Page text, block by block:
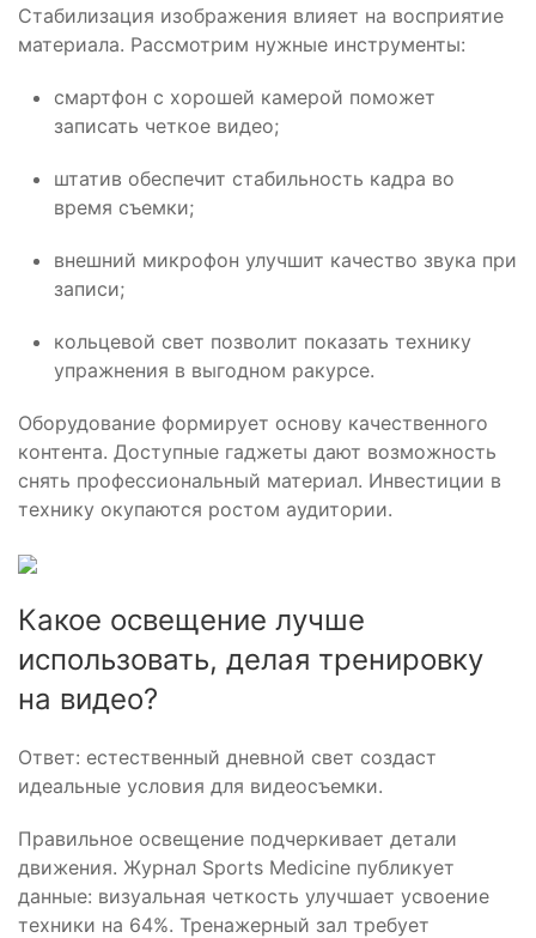
Стабилизация изображения влияет на восприятие
материала. Рассмотрим нужные инструменты:
смартфон с хорошей камерой поможет
записать четкое видео;
штатив обеспечит стабильность кадра во
время съемки;
внешний микрофон улучшит качество звука при
записи;
кольцевой свет позволит показать технику
упражнения в выгодном ракурсе.
Оборудование формирует основу качественного
контента. Доступные гаджеты дают возможность
снять профессиональный материал. Инвестиции в
технику окупаются ростом аудитории.
Какое освещение лучше
использовать, делая тренировку
на видео?
Ответ: естественный дневной свет создаст
идеальные условия для видеосъемки.
Правильное освещение подчеркивает детали
движения. Журнал Sports Medicine публикует
данные: визуальная четкость улучшает усвоение
техники на 64%. Тренажерный зал требует